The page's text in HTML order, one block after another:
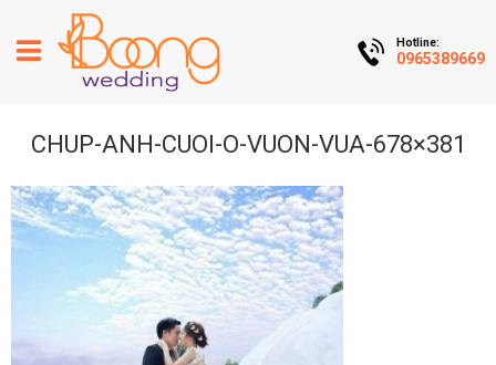
Hotline:
0965389669
CHUP-ANH-CUOI-O-VUON-VUA-678×381